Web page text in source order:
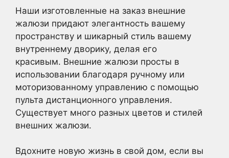
Наши изготовленные на заказ внешние
жалюзи придают элегантность вашему
пространству и шикарный стиль вашему
внутреннему дворику, делая его
красивым. Внешние жалюзи просты в
использовании благодаря ручному или
моторизованному управлению с помощью
пульта дистанционного управления.
Существует много разных цветов и стилей
внешних жалюзи.
Вдохните новую жизнь в свой дом, если вы